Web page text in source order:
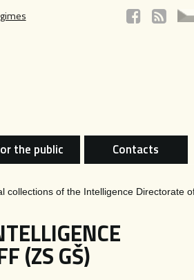
the public Contacts
collections of the Intelligence Directorate
(ZS GŠ)